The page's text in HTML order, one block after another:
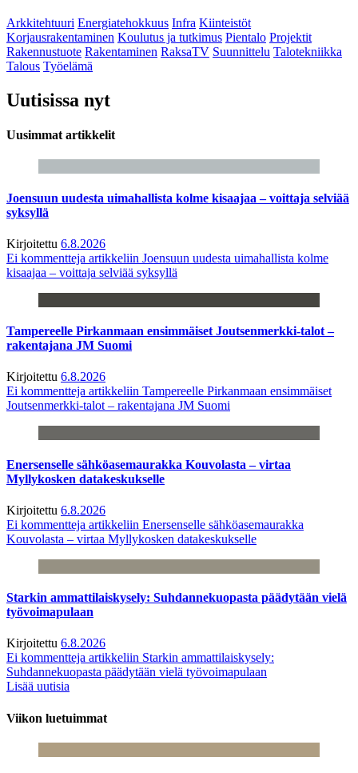
Arkkitehtuuri Energiatehokkuus Infra Kiinteistöt
Korjausrakentaminen Koulutus ja tutkimus Pientalo Projektit
Rakennustuote Rakentaminen RaksaTV Suunnittelu Talotekniikka
Talous Työelämä
Uutisissa nyt
Uusimmat artikkelit
Joensuun uudesta uimahallista kolme kisaajaa – voittaja selviää
syksyllä
Kirjoitettu 6.8.2026
Ei kommentteja artikkeliin Joensuun uudesta uimahallista kolme
kisaajaa – voittaja selviää syksyllä
Tampereelle Pirkanmaan ensimmäiset Joutsenmerkki-talot –
rakentajana JM Suomi
Kirjoitettu 6.8.2026
Ei kommentteja artikkeliin Tampereelle Pirkanmaan ensimmäiset
Joutsenmerkki-talot – rakentajana JM Suomi
Enersenselle sähköasemaurakka Kouvolasta – virtaa
Myllykosken datakeskukselle
Kirjoitettu 6.8.2026
Ei kommentteja artikkeliin Enersenselle sähköasemaurakka
Kouvolasta – virtaa Myllykosken datakeskukselle
Starkin ammattilaiskysely: Suhdannekuopasta päädytään vielä
työvoimapulaan
Kirjoitettu 6.8.2026
Ei kommentteja artikkeliin Starkin ammattilaiskysely:
Suhdannekuopasta päädytään vielä työvoimapulaan
Lisää uutisia
Viikon luetuimmat